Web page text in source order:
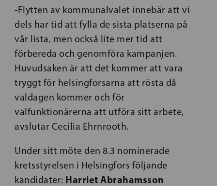
-Flytten av kommunalvalet innebär att vi
dels har tid att fylla de sista platserna på
vår lista, men också lite mer tid att
förbereda och genomföra kampanjen.
Huvudsaken är att det kommer att vara
tryggt för helsingforsarna att rösta då
valdagen kommer och för
valfunktionärerna att utföra sitt arbete,
avslutar Cecilia Ehrnrooth.
Under sitt möte den 8.3 nominerade
kretsstyrelsen i Helsingfors följande
kandidater: Harriet Abrahamsson